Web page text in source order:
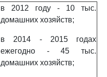
в 2012 году - 10 тыс.
домашних хозяйств;
в 2014 - 2015 годах
ежегодно - 45 тыс.
домашних хозяйств;